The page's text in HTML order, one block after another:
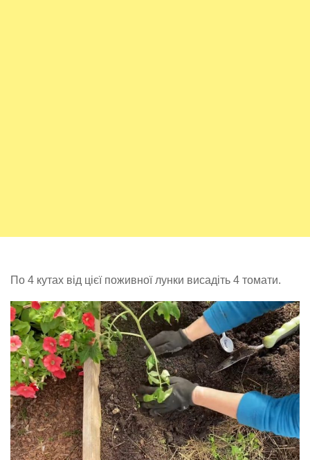
По 4 кутах від цієї поживної лунки висадіть 4 томати.